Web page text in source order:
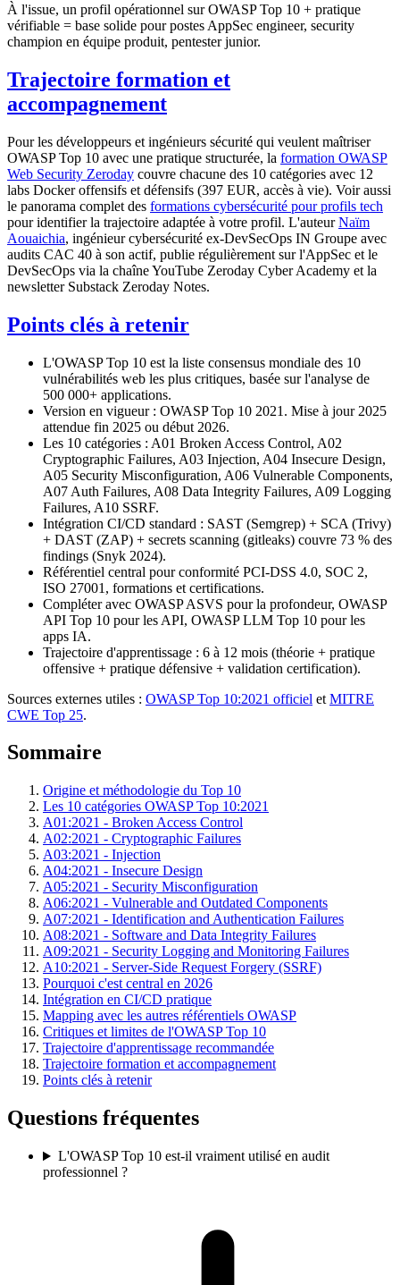
À l'issue, un profil opérationnel sur OWASP Top 10 + pratique
vérifiable = base solide pour postes AppSec engineer, security
champion en équipe produit, pentester junior.
Trajectoire formation et
accompagnement
Pour les développeurs et ingénieurs sécurité qui veulent maîtriser
OWASP Top 10 avec une pratique structurée, la formation OWASP
Web Security Zeroday couvre chacune des 10 catégories avec 12
labs Docker offensifs et défensifs (397 EUR, accès à vie). Voir aussi
le panorama complet des formations cybersécurité pour profils tech
pour identifier la trajectoire adaptée à votre profil. L'auteurNaïm
Aouaichia, ingénieur cybersécurité ex-DevSecOps IN Groupe avec
audits CAC 40 à son actif, publie régulièrement sur l'AppSec et le
DevSecOps via la chaîne YouTube Zeroday Cyber Academy et la
newsletter Substack Zeroday Notes.
Points clés à retenir
L'OWASP Top 10 est la liste consensus mondiale des 10
vulnérabilités web les plus critiques, basée sur l'analyse de
500 000+ applications.
Version en vigueur : OWASP Top 10 2021. Mise à jour 2025
attendue fin 2025 ou début 2026.
Les 10 catégories : A01 Broken Access Control, A02
Cryptographic Failures, A03 Injection, A04 Insecure Design,
A05 Security Misconfiguration, A06 Vulnerable Components,
A07 Auth Failures, A08 Data Integrity Failures, A09 Logging
Failures, A10 SSRF.
Intégration CI/CD standard : SAST (Semgrep) + SCA (Trivy)
+ DAST (ZAP) + secrets scanning (gitleaks) couvre 73 % des
findings (Snyk 2024).
Référentiel central pour conformité PCI-DSS 4.0, SOC 2,
ISO 27001, formations et certifications.
Compléter avec OWASP ASVS pour la profondeur, OWASP
API Top 10 pour les API, OWASP LLM Top 10 pour les
apps IA.
Trajectoire d'apprentissage : 6 à 12 mois (théorie + pratique
offensive + pratique défensive + validation certification).
Sources externes utiles : OWASP Top 10:2021 officiel et MITRE
CWE Top 25.
Sommaire
Origine et méthodologie du Top 10
Les 10 catégories OWASP Top 10:2021
A01:2021 - Broken Access Control
A02:2021 - Cryptographic Failures
A03:2021 - Injection
A04:2021 - Insecure Design
A05:2021 - Security Misconfiguration
A06:2021 - Vulnerable and Outdated Components
A07:2021 - Identification and Authentication Failures
A08:2021 - Software and Data Integrity Failures
A09:2021 - Security Logging and Monitoring Failures
A10:2021 - Server-Side Request Forgery (SSRF)
Pourquoi c'est central en 2026
Intégration en CI/CD pratique
Mapping avec les autres référentiels OWASP
Critiques et limites de l'OWASP Top 10
Trajectoire d'apprentissage recommandée
Trajectoire formation et accompagnement
Points clés à retenir
Questions fréquentes
L'OWASP Top 10 est-il vraiment utilisé en audit
professionnel ?